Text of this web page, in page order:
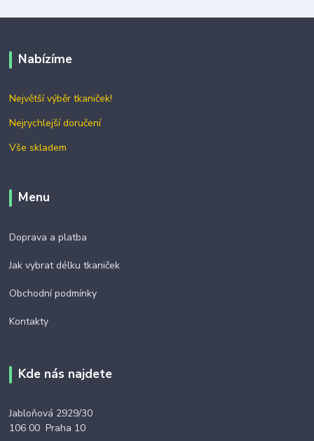
Nabízíme
Největší výběr tkaniček!
Nejrychlejší doručení
Vše skladem
Menu
Doprava a platba
Jak vybrat délku tkaniček
Obchodní podmínky
Kontakty
Kde nás najdete
Jabloňová 2929/30
106 00 Praha 10